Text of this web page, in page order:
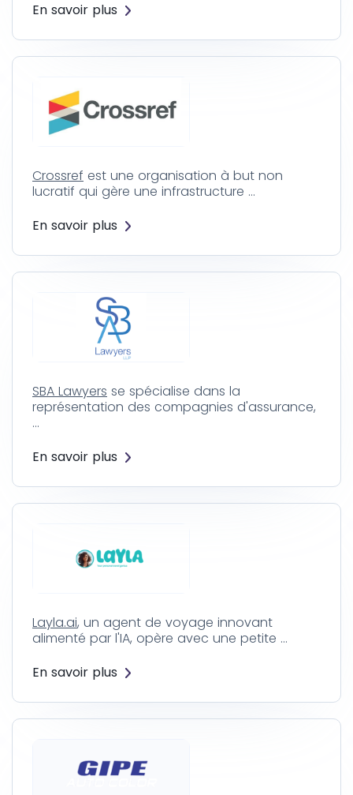
En savoir plus
Crossref est une organisation à but non
lucratif qui gère une infrastructure …
En savoir plus
SBA Lawyers se spécialise dans la
représentation des compagnies d'assurance,
…
En savoir plus
Layla.ai, un agent de voyage innovant
alimenté par l'IA, opère avec une petite …
En savoir plus